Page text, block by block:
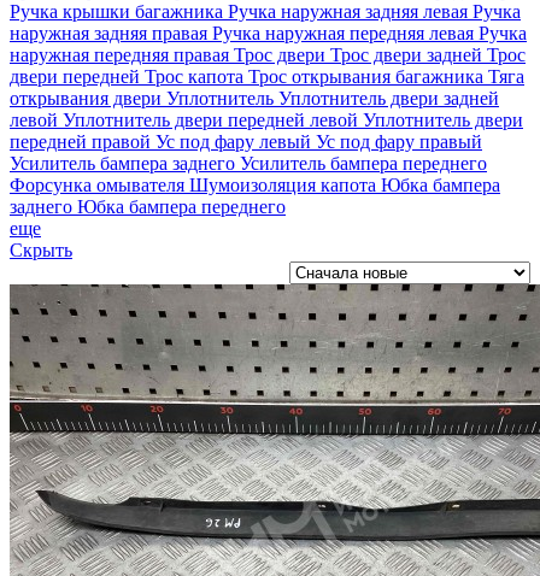
Ручка крышки багажника Ручка наружная задняя левая Ручка
наружная задняя правая Ручка наружная передняя левая Ручка
наружная передняя правая Трос двери Трос двери задней Трос
двери передней Трос капота Трос открывания багажника Тяга
открывания двери Уплотнитель Уплотнитель двери задней
левой Уплотнитель двери передней левой Уплотнитель двери
передней правой Ус под фару левый Ус под фару правый
Усилитель бампера заднего Усилитель бампера переднего
Форсунка омывателя Шумоизоляция капота Юбка бампера
заднего Юбка бампера переднего
еще
Скрыть